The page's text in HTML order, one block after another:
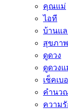
คุณแม่
ไอที
บ้านแ
สุขภาพ
ดูดวง
ดูดวง
เช็คเบ
คำนว
ความ